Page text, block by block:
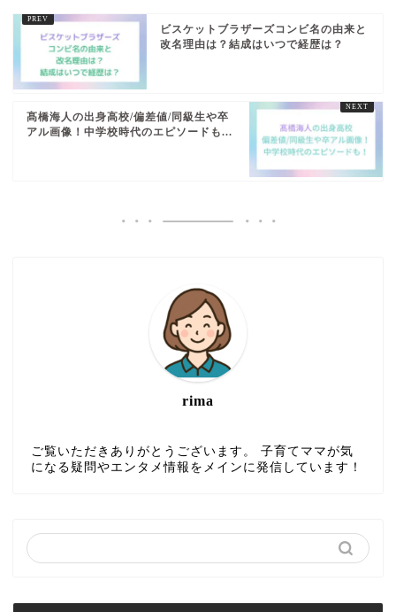
ビスケットブラザーズコンビ名の由来と
改名理由は？結成はいつで経歴は？
髙橋海人の出身高校/偏差値/同級生や卒
アル画像！中学校時代のエピソードも...
rima
ご覧いただきありがとうございます。 子育てママが気
になる疑問やエンタメ情報をメインに発信しています！